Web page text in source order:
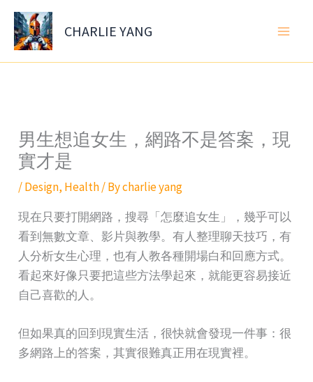
Skip
content
CHARLIE YANG
男生想追女生，網路不是答案，現
實才是
/Design, Health/ Bycharlie yang
現在只要打開網路，搜尋「怎麼追女生」，幾乎可以
看到無數文章、影片與教學。有人整理聊天技巧，有
人分析女生心理，也有人教各種開場白和回應方式。
看起來好像只要把這些方法學起來，就能更容易接近
自己喜歡的人。
但如果真的回到現實生活，很快就會發現一件事：很
多網路上的答案，其實很難真正用在現實裡。